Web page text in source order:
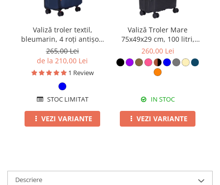
Valiză troler textil,
bleumarin, 4 roți antișoc,
mediu
265,00 Lei
de la 210,00 Lei
1 Review
STOC LIMITAT
VEZI VARIANTE
Valiză Troler Mare
75x49x29 cm, 100 litri,
Polipropilenă, 4 Roți
Duble, negru
260,00 Lei
IN STOC
VEZI VARIANTE
Descriere